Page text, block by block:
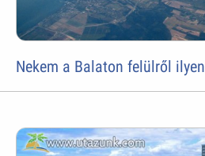
Nekem a Balaton felülről ilyen